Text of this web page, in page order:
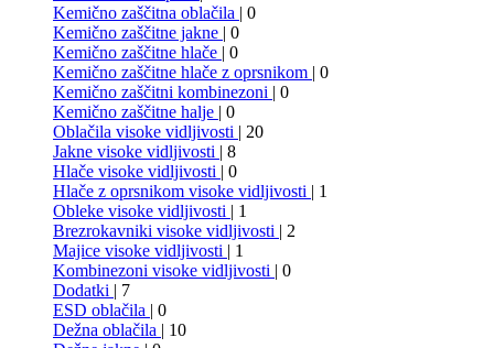
Kemično zaščitna oblačila | 0
Kemično zaščitne jakne | 0
Kemično zaščitne hlače | 0
Kemično zaščitne hlače z oprsnikom | 0
Kemično zaščitni kombinezoni | 0
Kemično zaščitne halje | 0
Oblačila visoke vidljivosti | 20
Jakne visoke vidljivosti | 8
Hlače visoke vidljivosti | 0
Hlače z oprsnikom visoke vidljivosti | 1
Obleke visoke vidljivosti | 1
Brezrokavniki visoke vidljivosti | 2
Majice visoke vidljivosti | 1
Kombinezoni visoke vidljivosti | 0
Dodatki | 7
ESD oblačila | 0
Dežna oblačila | 10